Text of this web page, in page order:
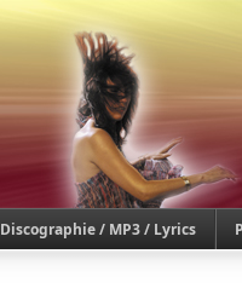
Discographie / MP3 / Lyrics